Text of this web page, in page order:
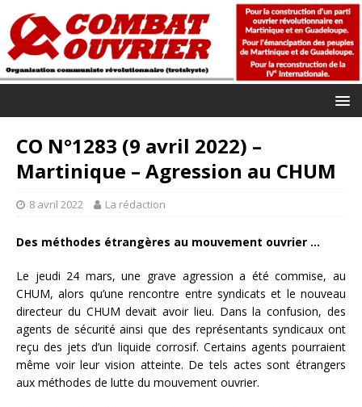
CO N°1283 (9 avril 2022) –
Martinique – Agression au CHUM
8 avril 2022 La rédaction
Des méthodes étrangères au mouvement ouvrier …
Le jeudi 24 mars, une grave agression a été commise, au
CHUM, alors qu’une rencontre entre syndicats et le nouveau
directeur du CHUM devait avoir lieu. Dans la confusion, des
agents de sécurité ainsi que des représentants syndicaux ont
reçu des jets d’un liquide corrosif. Certains agents pourraient
même voir leur vision atteinte. De tels actes sont étrangers
aux méthodes de lutte du mouvement ouvrier.